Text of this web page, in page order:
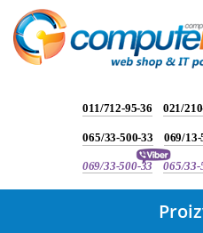
011/712-95-36 021/
065/33-500-33 069/13-
069/33-500-33 065/33-